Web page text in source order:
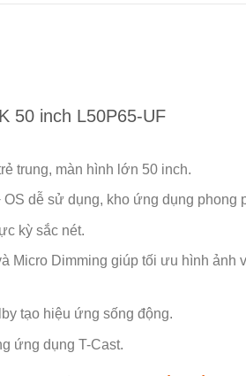
50 inch L50P65-UF
trung, màn hình lớn 50 inch.
OS dễ sử dụng, kho ứng dụng phong
kỳ sắc nét.
Micro Dimming giúp tối ưu hình ảnh
tạo hiệu ứng sống động.
ứng dụng T-Cast.